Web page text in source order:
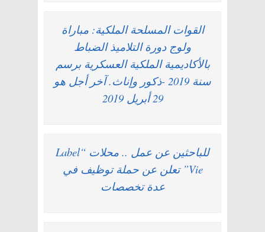
القوات المسلحة الملكية: مباراة
ولوج دورة التلاميذ الضباط
بالأكاديمية الملكية العسكرية برسم
سنة 2019 -ذكور وإناث. آخر أجل هو
29 أبريل 2019
للباحثين عن عمل .. محلات “Label
Vie” تعلن عن حملة توظيف في
عدة تخصصات